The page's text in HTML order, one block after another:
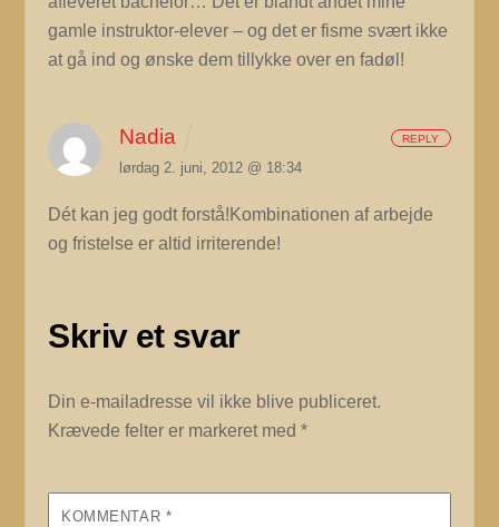
gamle instruktor-elever – og det er fisme svært ikke
at gå ind og ønske dem tillykke over en fadøl!
Nadia
lørdag 2. juni, 2012 @ 18:34
Dét kan jeg godt forstå!Kombinationen af arbejde
og fristelse er altid irriterende!
REPLY
Skriv et svar
Din e-mailadresse vil ikke blive publiceret.
Krævede felter er markeret med*
KOMMENTAR *